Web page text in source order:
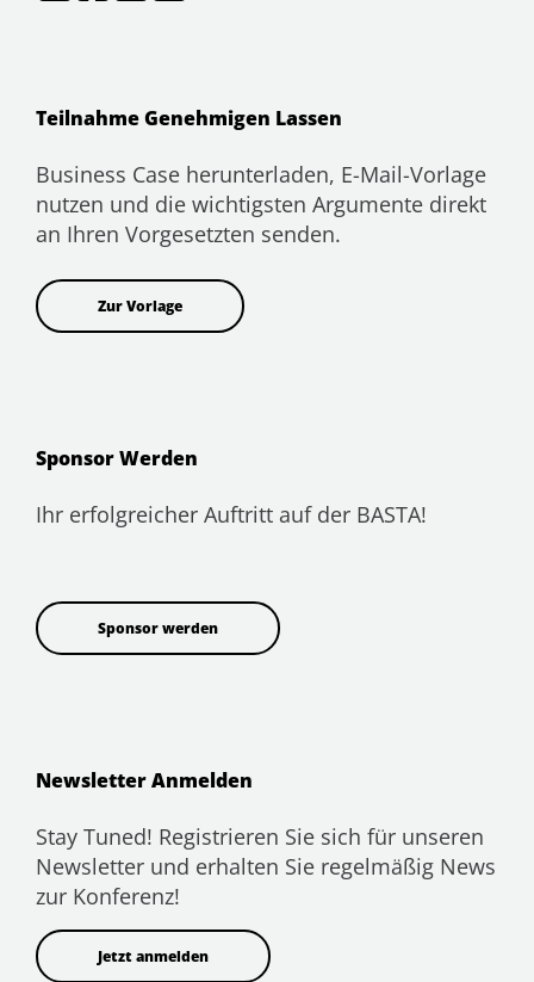
Teilnahme Genehmigen Lassen
Business Case herunterladen, E-Mail-Vorlage
nutzen und die wichtigsten Argumente direkt
an Ihren Vorgesetzten senden.
Zur Vorlage
Sponsor Werden
Ihr erfolgreicher Auftritt auf der BASTA!
Sponsor werden
Newsletter Anmelden
Stay Tuned! Registrieren Sie sich für unseren
Newsletter und erhalten Sie regelmäßig News
zur Konferenz!
Jetzt anmelden